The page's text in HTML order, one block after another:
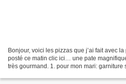
Bonjour, voici les pizzas que j’ai fait avec
posté ce matin clic ici… une pate
très gourmand. 1. pour mon mari: garniture